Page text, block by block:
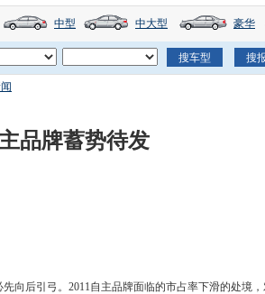
中型 中大型 豪华
品牌蓄势待发
后引弓。2011自主品牌面临的市占率下滑的处境